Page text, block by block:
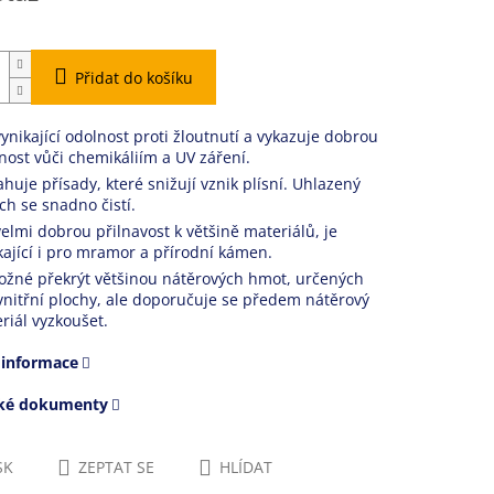
Přidat do košíku
odolnost proti žloutnutí a vykazuje dobrou
vůči chemikáliím a UV záření.
přísady, které snižují vznik plísní. Uhlazený
se snadno čistí.
dobrou přilnavost k většině materiálů, je
i pro mramor a přírodní kámen.
překrýt většinou nátěrových hmot, určených
plochy, ale doporučuje se předem nátěrový
vyzkoušet.
dokumenty
ZEPTAT SE HLÍDAT